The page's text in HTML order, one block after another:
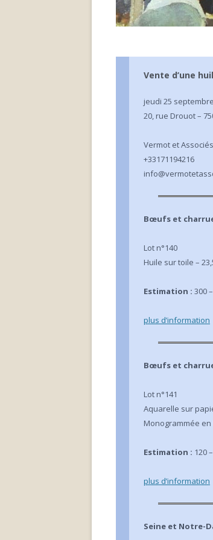
SALONS
Vente d’une
jeudi 25
20, rue Drouot –
Vermot et Associés
+33171194216
Bœufs et
Lot n°140
Huile sur toile –
Estimation : 300
plus d’information
Bœufs et
Lot n°141
Aquarelle sur
Monogrammée
Estimation : 120
plus d’information
Seine et Notre-